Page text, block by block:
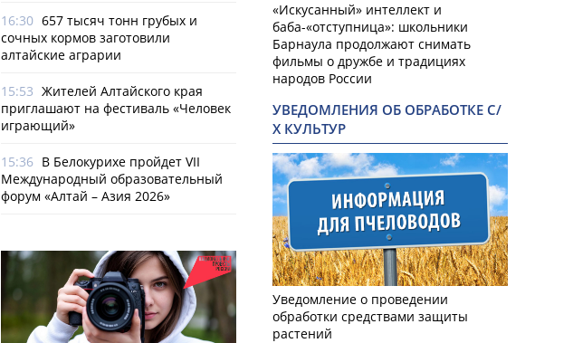
16:30 657 тысяч тонн грубых и
сочных кормов заготовили
алтайские аграрии
15:53 Жителей Алтайского края
приглашают на фестиваль «Человек
играющий»
15:36 В Белокурихе пройдет VII
Международный образовательный
форум «Алтай – Азия 2026»
«Искусанный» интеллект и
баба-«отступница»: школьники
Барнаула продолжают снимать
фильмы о дружбе и традициях
народов России
УВЕДОМЛЕНИЯ ОБ ОБРАБОТКЕ С/
Х КУЛЬТУР
Уведомление о проведении
обработки средствами защиты
растений